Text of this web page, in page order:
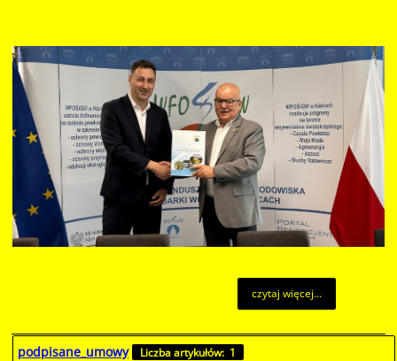
czytaj więcej...
podpisane_umowy Liczba artykułów: 1